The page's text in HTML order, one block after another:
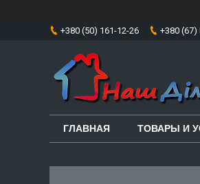
+380 (50) 161-12-26 +380 (67)
ГЛАВНАЯ ТОВАРЫ И